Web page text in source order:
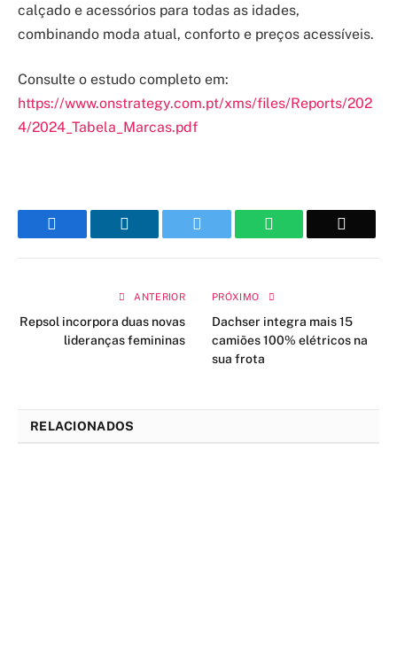
calçado e acessórios para todas as idades,
combinando moda atual, conforto e preços acessíveis.
Consulte o estudo completo em:
https://www.onstrategy.com.pt/xms/files/Reports/202
4/2024_Tabela_Marcas.pdf
WhatsApp
ANTERIOR
Repsol incorpora duas novas
lideranças femininas
PRÓXIMO
Dachser integra mais 15
camiões 100% elétricos na
sua frota
RELACIONADOS